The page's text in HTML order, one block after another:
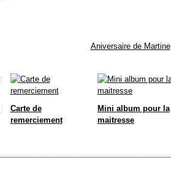
Aniversaire de Martine
Carte de
remerciement
Mini album pour la
maitresse